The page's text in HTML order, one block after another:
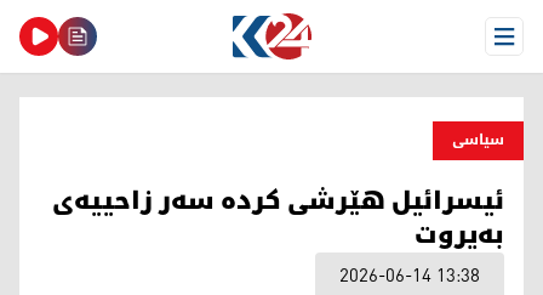
Open Menu
سیاسی
ئیسرائیل هێرشی کردە سەر زاحییەی
بەیروت
2026-06-14 13:38